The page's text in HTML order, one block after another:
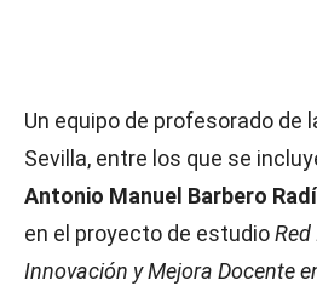
Un equipo de profesorado de
Sevilla, entre los que se
Antonio Manuel Barbero
en el proyecto de estudio
Innovación y Mejora Docente